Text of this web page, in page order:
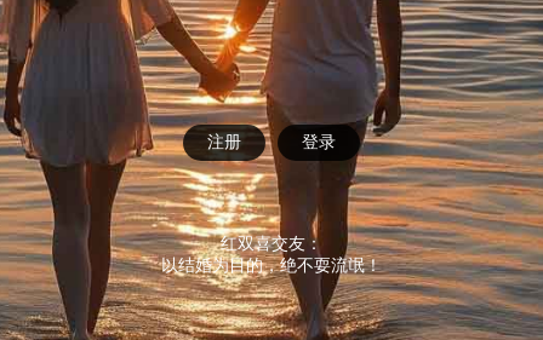
注册 登录
红双喜交友：
以结婚为目的，绝不耍流氓！